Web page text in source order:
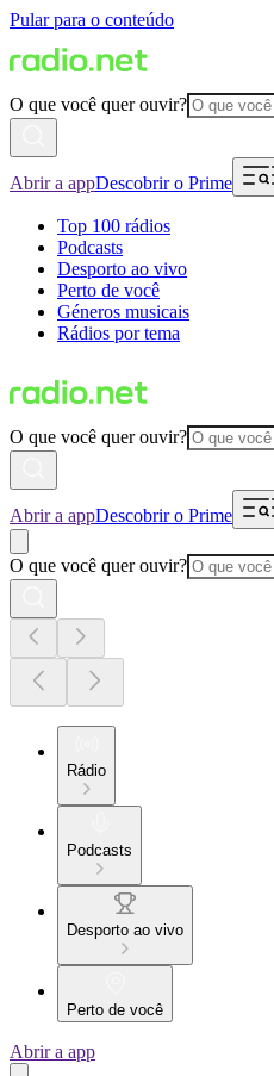
Pular para o conteúdo
O que você quer ouvir?
Abrir a appDescobrir o Prime
Top 100 rádios
Podcasts
Desporto ao vivo
Perto de você
Géneros musicais
Rádios por tema
O que você quer ouvir?
Abrir a appDescobrir o Prime
O que você quer ouvir?
Rádio
Podcasts
Desporto ao vivo
Perto de você
Abrir a app